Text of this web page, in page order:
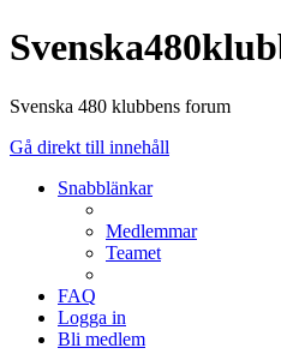
Svenska 480 klubbens forum
Gå direkt till innehåll
Snabblänkar
Medlemmar
Teamet
FAQ
Logga in
Bli medlem